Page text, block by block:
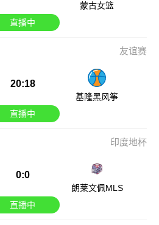
蒙古女篮
直播中
友谊赛
20:18
基隆黑风筝
直播中
印度地杯
0:0
朗莱文佩MLS
直播中